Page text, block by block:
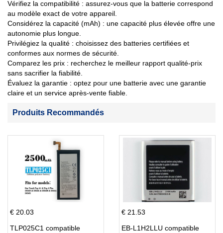
Vérifiez la compatibilité : assurez-vous que la batterie correspond
au modèle exact de votre appareil.
Considérez la capacité (mAh) : une capacité plus élevée offre une
autonomie plus longue.
Privilégiez la qualité : choisissez des batteries certifiées et
conformes aux normes de sécurité.
Comparez les prix : recherchez le meilleur rapport qualité-prix
sans sacrifier la fiabilité.
Évaluez la garantie : optez pour une batterie avec une garantie
claire et un service après-vente fiable.
Produits Recommandés
€ 20.03
TLP025C1 compatible
€ 21.53
EB-L1H2LLU compatible